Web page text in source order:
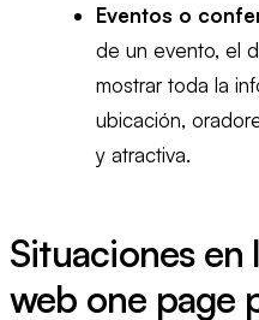
Eventos o
de un evento, el
mostrar toda la
ubicación,
y atractiva.
Situaciones en
web one page